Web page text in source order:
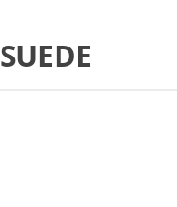
SUEDE